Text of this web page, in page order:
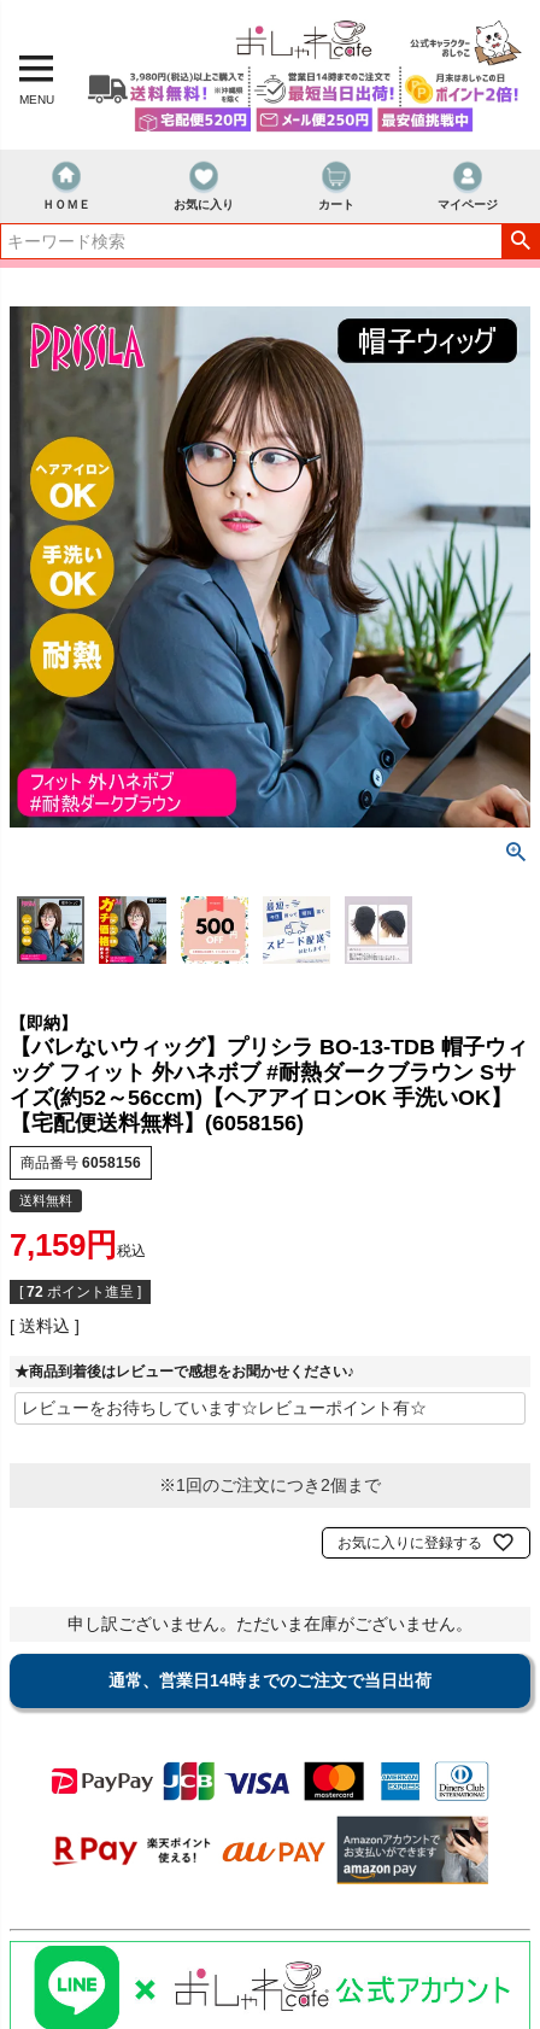
MENU
ＨＯＭＥ お気に入り カート マイページ
【即納】
【バレないウィッグ】プリシラ BO-13-TDB 帽子ウィ
ッグ フィット 外ハネボブ #耐熱ダークブラウン Sサ
イズ(約52～56ccm)【ヘアアイロンOK 手洗いOK】
【宅配便送料無料】(6058156)
商品番号 6058156
送料無料
7,159 税込
[ 72 ポイント進呈 ]
送料込
★商品到着後はレビューで感想をお聞かせください♪
※1回のご注文につき2個まで
お気に入りに登録する
申し訳ございません。ただいま在庫がございません。
通常、営業日14時までのご注文で当日出荷